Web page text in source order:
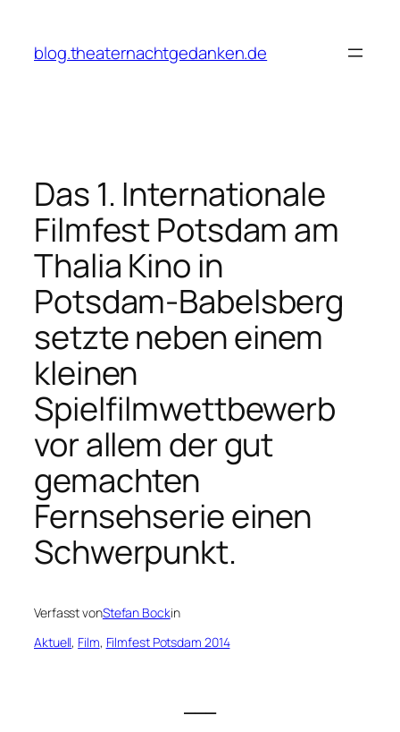
springen
blog.theaternachtgedanken.de
Das 1. Internationale
Filmfest Potsdam am
Thalia Kino in
Potsdam-Babelsberg
setzte neben einem
kleinen
Spielfilmwettbewerb
vor allem der gut
gemachten
Fernsehserie einen
Schwerpunkt.
Verfasst vonStefan Bockin
Aktuell, Film, Filmfest Potsdam 2014